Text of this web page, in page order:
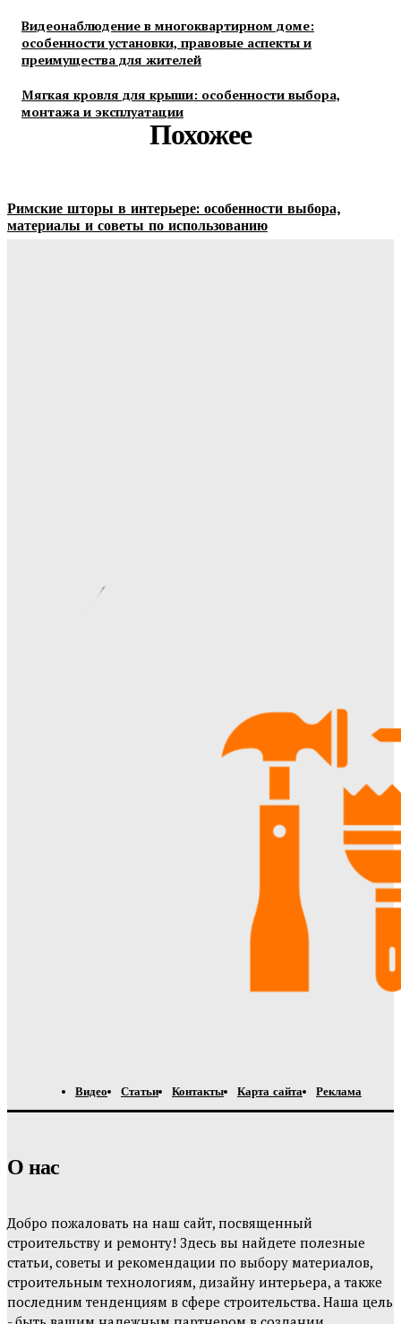
Видеонаблюдение в многоквартирном доме:
особенности установки, правовые аспекты и
преимущества для жителей
Мягкая кровля для крыши: особенности выбора,
монтажа и эксплуатации
Похожее
Римские шторы в интерьере: особенности выбора,
материалы и советы по использованию
Видео Статьи Контакты Карта сайта Реклама
О нас
Добро пожаловать на наш сайт, посвященный
строительству и ремонту! Здесь вы найдете полезные
статьи, советы и рекомендации по выбору материалов,
строительным технологиям, дизайну интерьера, а также
последним тенденциям в сфере строительства. Наша цель